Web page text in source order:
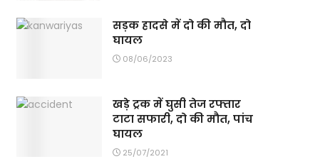
सड़क हादसे में दो की मौत, दो
घायल
08/06/2023
खड़े ट्रक में घुसी तेज रफ्तार
टाटा सफारी, दो की मौत, पांच
घायल
25/07/2021